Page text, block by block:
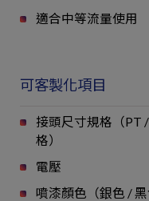
適合中等流量使用
可客製化項目
接頭尺寸規格（PT
格）
電壓
噴漆顏色（銀色 / 黑